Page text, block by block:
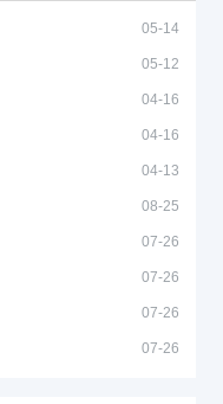
05-14
05-12
04-16
04-16
04-13
08-25
07-26
07-26
07-26
07-26